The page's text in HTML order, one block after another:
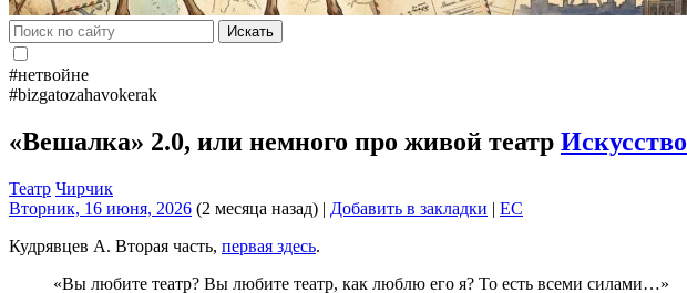
Искать
#нетвойне
#bizgatozahavokerak
«Вешалка» 2.0, или немного про живой театр Искусство
Театр Чирчик
Вторник, 16 июня, 2026 (2 месяца назад) | Добавить в закладки | EC
Кудрявцев А. Вторая часть, первая здесь.
«Вы любите театр? Вы любите театр, как люблю его я? То есть всеми силами…»